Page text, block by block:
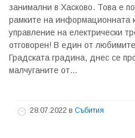
занимални в Хасково. Това е
рамките на информационната
управление на електрически
отговорен! В един от
Градската градина, днес се
малчуганите от...
28.07.2022 в Събития